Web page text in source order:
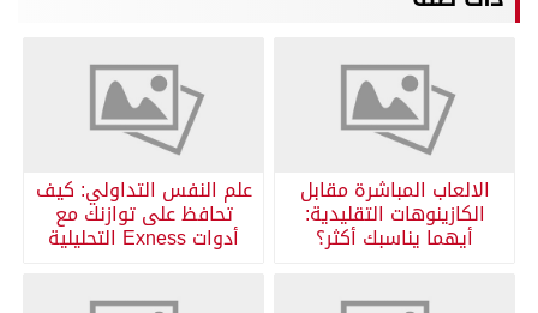
الالعاب المباشرة مقابل
الكازينوهات التقليدية:
أيهما يناسبك أكثر؟
علم النفس التداولي: كيف
تحافظ على توازنك مع
أدوات Exness التحليلية